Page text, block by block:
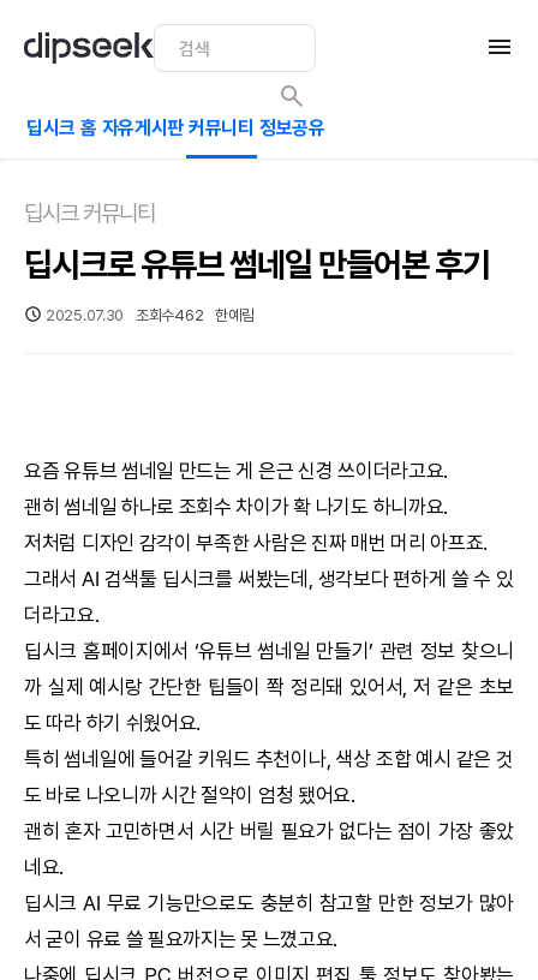
딥시크 홈 자유게시판 커뮤니티 정보공유
딥시크 커뮤니티
딥시크로 유튜브 썸네일 만들어본 후기
2025.07.30 조회수462 한예림
요즘 유튜브 썸네일 만드는 게 은근 신경 쓰이더라고요.
괜히 썸네일 하나로 조회수 차이가 확 나기도 하니까요.
저처럼 디자인 감각이 부족한 사람은 진짜 매번 머리 아프죠.
그래서AI 검색툴 딥시크를 써봤는데, 생각보다 편하게 쓸 수 있
더라고요.
딥시크 홈페이지에서 ‘유튜브 썸네일 만들기’ 관련 정보 찾으니
까 실제 예시랑 간단한 팁들이 쫙 정리돼 있어서, 저 같은 초보
도 따라 하기 쉬웠어요.
특히 썸네일에 들어갈 키워드 추천이나, 색상 조합 예시 같은 것
도 바로 나오니까 시간 절약이 엄청 됐어요.
괜히 혼자 고민하면서 시간 버릴 필요가 없다는 점이 가장 좋았
네요.
딥시크 AI 무료 기능만으로도 충분히 참고할 만한 정보가 많아
서 굳이 유료 쓸 필요까지는 못 느꼈고요.
나중에 딥시크 PC 버전으로 이미지 편집 툴 정보도 찾아봤는